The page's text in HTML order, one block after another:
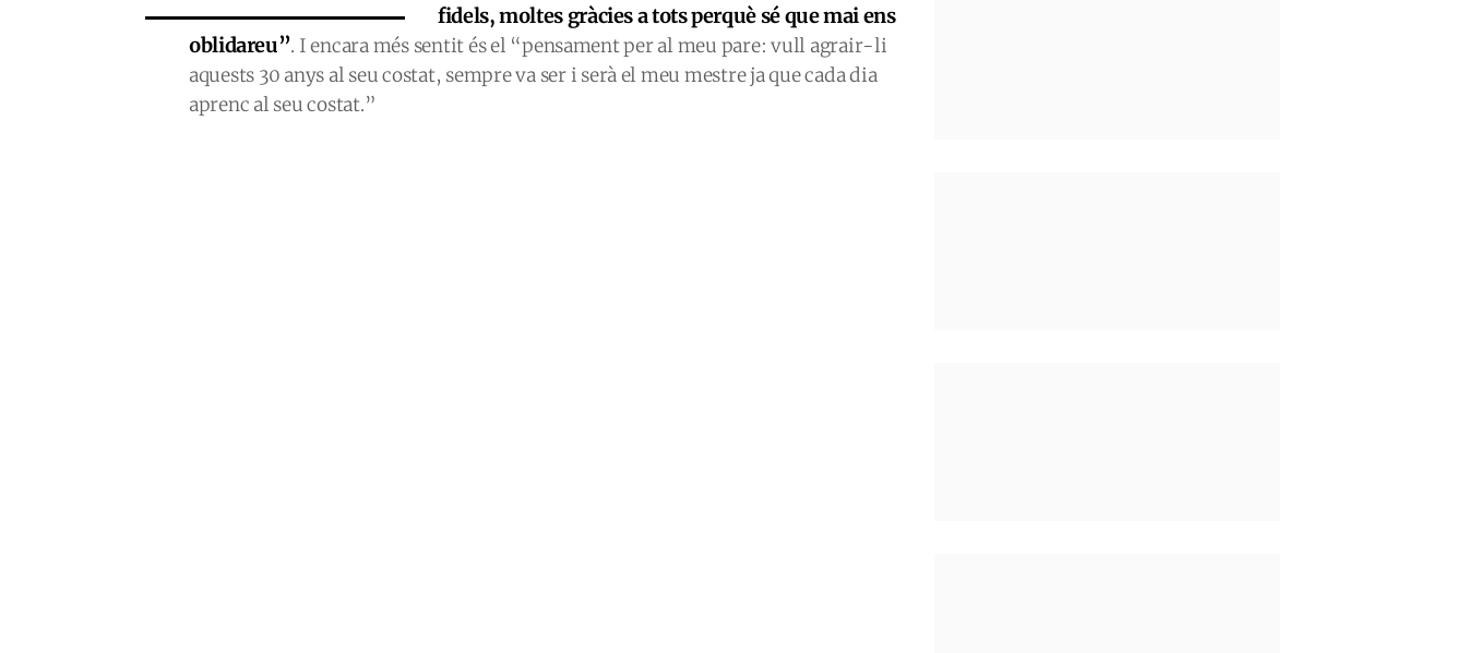
fidels, moltes gràcies a tots perquè sé que mai ens
oblidareu”. I encara més sentit és el “pensament per al meu pare: vull agrair-li
aquests 30 anys al seu costat, sempre va ser i serà el meu mestre ja que cada dia
aprenc al seu costat.”